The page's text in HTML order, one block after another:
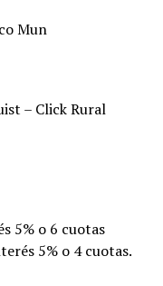
Mun
– Click Rural
5% o 6 cuotas
5% o 4 cuotas.